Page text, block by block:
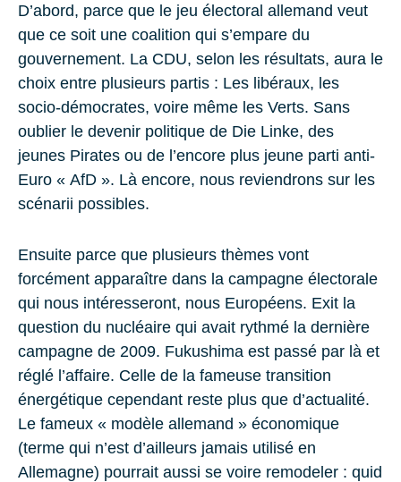
D’abord, parce que le jeu électoral allemand veut
que ce soit une coalition qui s’empare du
gouvernement. La CDU, selon les résultats, aura le
choix entre plusieurs partis : Les libéraux, les
socio-démocrates, voire même les Verts. Sans
oublier le devenir politique de Die Linke, des
jeunes Pirates ou de l’encore plus jeune parti anti-
Euro « AfD ». Là encore, nous reviendrons sur les
scénarii possibles.
Ensuite parce que plusieurs thèmes vont
forcément apparaître dans la campagne électorale
qui nous intéresseront, nous Européens. Exit la
question du nucléaire qui avait rythmé la dernière
campagne de 2009. Fukushima est passé par là et
réglé l’affaire. Celle de la fameuse transition
énergétique cependant reste plus que d’actualité.
Le fameux « modèle allemand » économique
(terme qui n’est d’ailleurs jamais utilisé en
Allemagne) pourrait aussi se voire remodeler : quid